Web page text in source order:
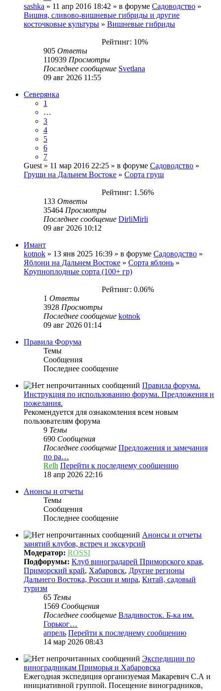
sashka » 11 апр 2016 18:42 » в форуме Садоводство »
Вишня, сливово-вишневые гибриды и другие
косточковые культуры » Вишневые гибриды
Рейтинг: 10%
905 Ответы
110939 Просмотры
Последнее сообщение Svetlana
09 авг 2026 11:55
Северянка
1
…
3
4
5
6
7
Guest » 11 мар 2016 22:25 » в форуме Садоводство »
Груши на Дальнем Востоке » Сорта груш
Рейтинг: 1.56%
133 Ответы
35464 Просмотры
Последнее сообщение DirliMirli
09 авг 2026 10:12
Имант
kotnok » 13 янв 2025 16:39 » в форуме Садоводство »
Яблони на Дальнем Востоке » Сорта яблонь »
Крупноплодные сорта (100+ гр)
Рейтинг: 0.06%
1 Ответы
3928 Просмотры
Последнее сообщение kotnok
09 авг 2026 01:14
Правила Форума
Темы
Сообщения
Последнее сообщение
Правила форума.
Инструкция по использованию форума. Предложения и
пожелания.
Рекомендуется для ознакомления всем новым
пользователям форума
9 Темы
690 Сообщения
Последнее сообщение Предложения и замечания
по ра…
Relh Перейти к последнему сообщению
18 апр 2026 22:16
Анонсы и отчеты
Темы
Сообщения
Последнее сообщение
Анонсы и отчеты
занятий клубов, встреч и экскурсий
Модератор: ROSSI
Подфорумы: Клуб виноградарей Приморского края,
Приморский край, Хабаровск, Другие регионы
Дальнего Востока, России и мира, Китай, садовый
туризм
65 Темы
1569 Сообщения
Последнее сообщение Владивосток. Б-ка им.
Горьког…
апрель Перейти к последнему сообщению
14 мар 2026 08:43
Экспедиции по
виноградникам Приморья и Хабаровска
Ежегодная экспедиция организуемая Макаревич С.А и
инициативной группой. Посещение виноградников,